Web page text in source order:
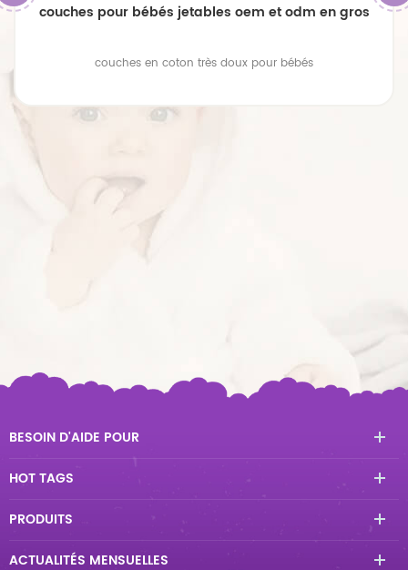
couches pour bébés jetables oem et odm en gros
couches en coton très doux pour bébés
BESOIN D'AIDE POUR
HOT TAGS
PRODUITS
ACTUALITÉS MENSUELLES